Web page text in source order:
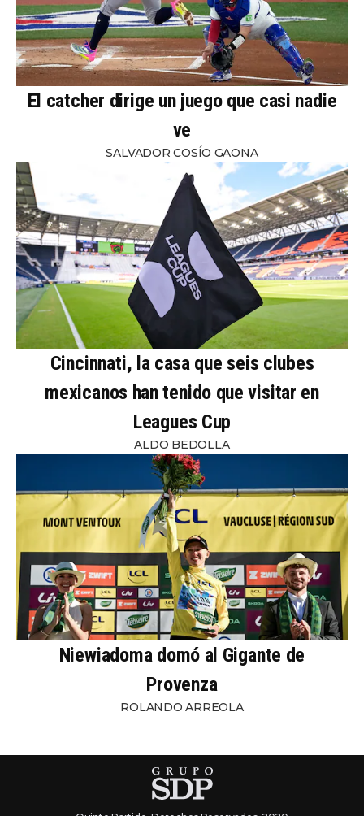
El catcher dirige un juego que casi nadie
ve
SALVADOR COSÍO GAONA
Cincinnati, la casa que seis clubes
mexicanos han tenido que visitar en
Leagues Cup
ALDO BEDOLLA
Niewiadoma domó al Gigante de
Provenza
ROLANDO ARREOLA